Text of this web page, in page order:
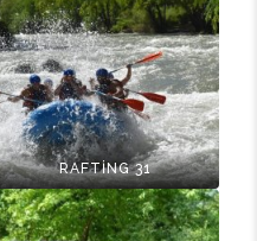
RAFTİNG 31